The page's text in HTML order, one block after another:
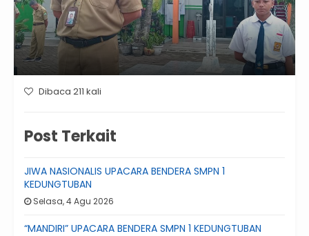
Dibaca 211 kali
Post Terkait
JIWA NASIONALIS UPACARA BENDERA SMPN 1
KEDUNGTUBAN
Selasa, 4 Agu 2026
“MANDIRI” UPACARA BENDERA SMPN 1 KEDUNGTUBAN